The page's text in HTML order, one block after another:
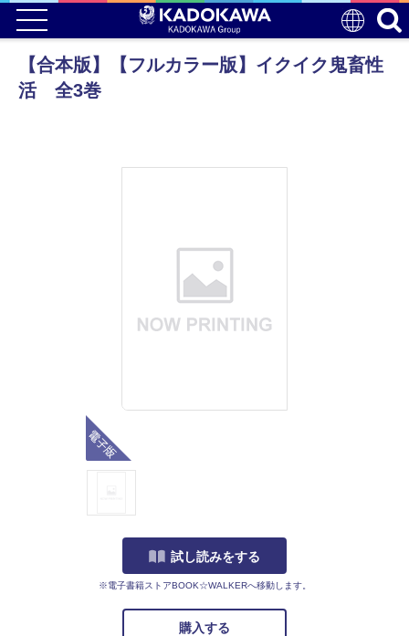
【合本版】【フルカラー版】イクイク鬼畜性
活 全3巻
試し読みをする
※電子書籍ストアBOOK☆WALKERへ移動します。
購入する